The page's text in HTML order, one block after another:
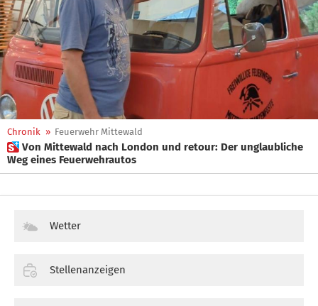
Chronik » Feuerwehr Mittewald
 Von Mittewald nach London und retour: Der unglaubliche
Weg eines Feuerwehrautos
Wetter
Stellenanzeigen